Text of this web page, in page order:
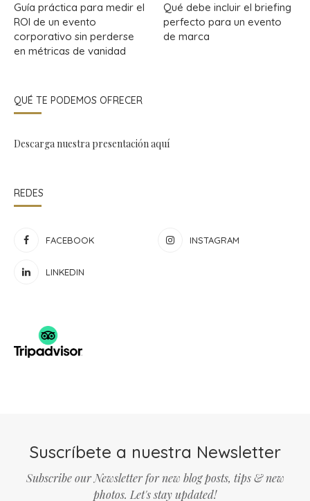
Guía práctica para medir el
ROI de un evento
corporativo sin perderse
en métricas de vanidad
Qué debe incluir el briefing
perfecto para un evento
de marca
QUÉ TE PODEMOS OFRECER
Descarga nuestra presentaciónaquí
REDES
FACEBOOK INSTAGRAM
LINKEDIN
Suscríbete a nuestra Newsletter
Subscribe our Newsletter for new blog posts, tips & new
photos. Let's stay updated!